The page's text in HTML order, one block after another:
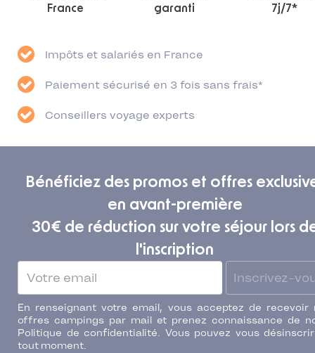
France
garanti
7j/7*
Impôts et salariés en France
Paiement sécurisé en 3 fois sans frais*
Conseillers voyage experts
Bénéficiez des promos et offres
en avant-première
30€ de réduction sur votre séjour lors
l'inscription
Inscrivez-
En renseignant votre email, vous acceptez de recevoir
offres campings par mail et prenez connaissance de
Politique de confidentialité. Vous pouvez vous
tout moment.